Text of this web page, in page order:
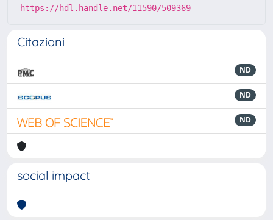
https://hdl.handle.net/11590/509369
Citazioni
ND
ND
ND
social impact